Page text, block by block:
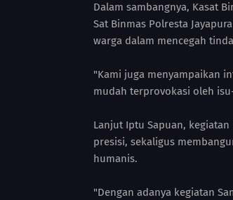
Dalam sambangnya, Kasat
Sat Binmas Polresta
warga dalam mencegah
"Kami juga menyampaikan
mudah terprovokasi oleh
Lanjut Iptu Sapuan,
presisi, sekaligus
humanis.
"Dengan adanya kegiatan